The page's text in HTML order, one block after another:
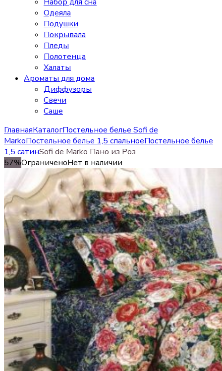
Одеяла
Подушки
Покрывала
Пледы
Полотенца
Халаты
Ароматы для дома
Диффузоры
Свечи
Cаше
ГлавнаяКаталогПостельное белье Sofi de
MarkoПостельное белье 1,5 спальноеПостельное белье
1,5 сатинSofi de Marko Пано из Роз
57%ОграниченоНет в наличии